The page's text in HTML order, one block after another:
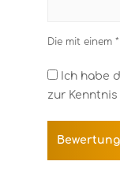
Die mit einem
Ich habe
zur